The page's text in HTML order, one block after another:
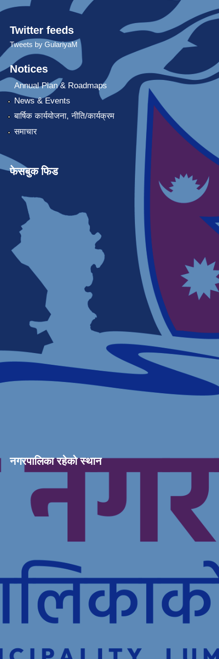
Twitter feeds
Tweets by GulariyaM
Notices
Annual Plan & Roadmaps
News & Events
बार्षिक कार्ययोजना, नीति/कार्यक्रम
समाचार
फेसबुक फिड
नगरपालिका रहेको स्थान